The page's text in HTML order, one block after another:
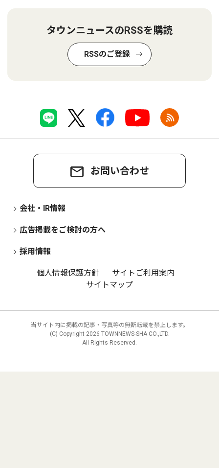
タウンニュースのRSSを購読
RSSのご登録
お問い合わせ
会社・IR情報
広告掲載をご検討の方へ
採用情報
個人情報保護方針
サイトご利用案内
サイトマップ
当サイト内に掲載の記事・写真等の無断転載を禁止します。
(C) Copyright 2026 TOWNNEWS-SHA CO.,LTD.
All Rights Reserved.